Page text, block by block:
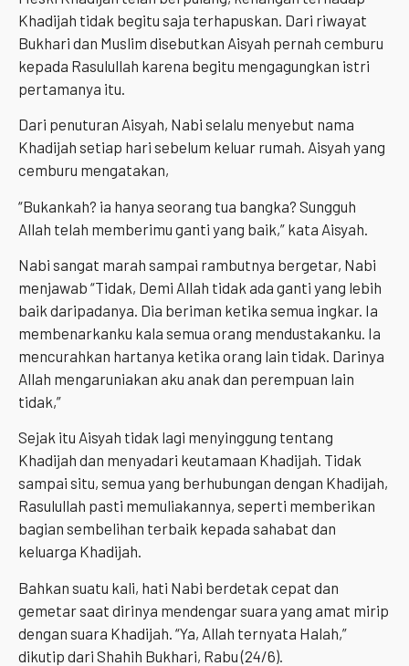
Khadijah tidak begitu saja terhapuskan. Dari riwayat
Bukhari dan Muslim disebutkan Aisyah pernah cemburu
kepada Rasulullah karena begitu mengagungkan istri
pertamanya itu.
Dari penuturan Aisyah, Nabi selalu menyebut nama
Khadijah setiap hari sebelum keluar rumah. Aisyah yang
cemburu mengatakan,
“Bukankah? ia hanya seorang tua bangka? Sungguh
Allah telah memberimu ganti yang baik,” kata Aisyah.
Nabi sangat marah sampai rambutnya bergetar, Nabi
menjawab “Tidak, Demi Allah tidak ada ganti yang lebih
baik daripadanya. Dia beriman ketika semua ingkar. Ia
membenarkanku kala semua orang mendustakanku. Ia
mencurahkan hartanya ketika orang lain tidak. Darinya
Allah mengaruniakan aku anak dan perempuan lain
tidak,”
Sejak itu Aisyah tidak lagi menyinggung tentang
Khadijah dan menyadari keutamaan Khadijah. Tidak
sampai situ, semua yang berhubungan dengan Khadijah,
Rasulullah pasti memuliakannya, seperti memberikan
bagian sembelihan terbaik kepada sahabat dan
keluarga Khadijah.
Bahkan suatu kali, hati Nabi berdetak cepat dan
gemetar saat dirinya mendengar suara yang amat mirip
dengan suara Khadijah. “Ya, Allah ternyata Halah,”
dikutip dari Shahih Bukhari, Rabu (24/6).